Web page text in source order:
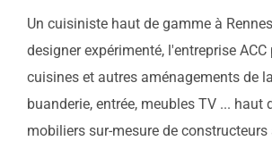
Un cuisiniste haut de gamme à
designer expérimenté, l'entreprise
cuisines et autres aménagements de
buanderie, entrée, meubles TV ... haut
mobiliers sur-mesure de